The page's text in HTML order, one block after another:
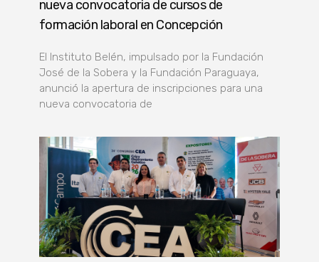
nueva convocatoria de cursos de
formación laboral en Concepción
El Instituto Belén, impulsado por la Fundación
José de la Sobera y la Fundación Paraguaya,
anunció la apertura de inscripciones para una
nueva convocatoria de